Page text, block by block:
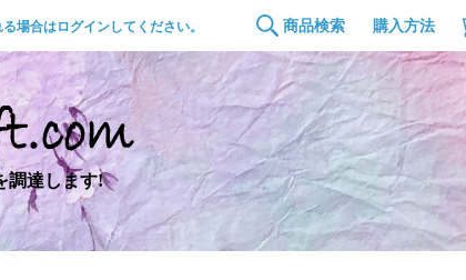
場合はログインしてください。 商品検索 購入方法
調達します!